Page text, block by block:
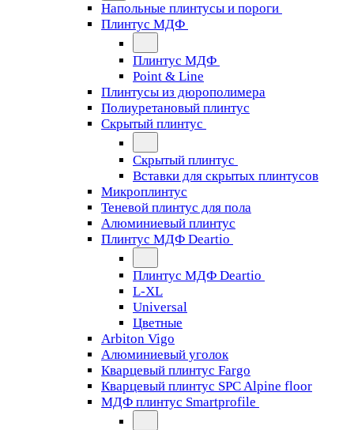
Напольные плинтусы и пороги
Плинтус МДФ
Плинтус МДФ
Point & Line
Плинтусы из дюрополимера
Полиуретановый плинтус
Скрытый плинтус
Скрытый плинтус
Вставки для скрытых плинтусов
Микроплинтус
Теневой плинтус для пола
Алюминиевый плинтус
Плинтус МДФ Deartio
Плинтус МДФ Deartio
L-XL
Universal
Цветные
Arbiton Vigo
Алюминиевый уголок
Кварцевый плинтус Fargo
Кварцевый плинтус SPC Alpine floor
МДФ плинтус Smartprofile